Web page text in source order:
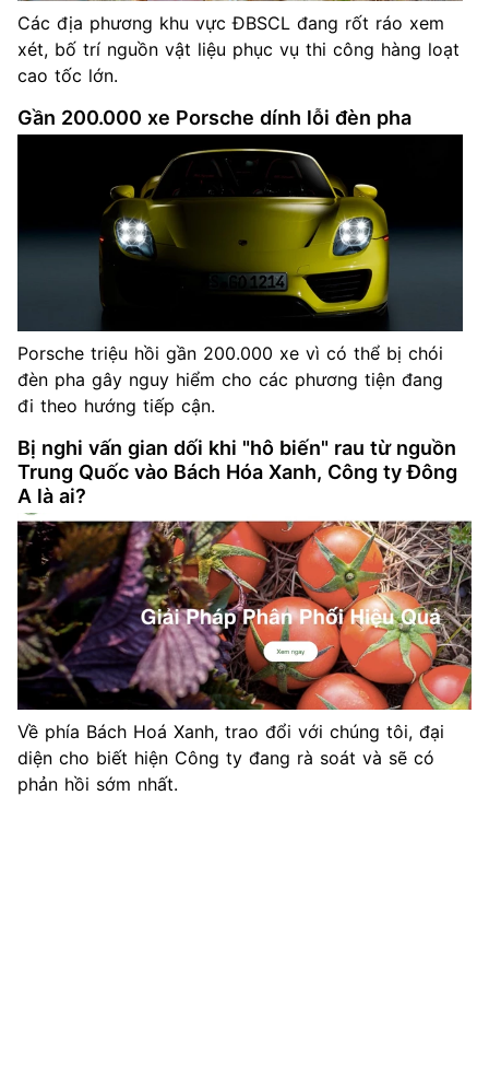
Các địa phương khu vực ĐBSCL đang rốt ráo xem
xét, bố trí nguồn vật liệu phục vụ thi công hàng loạt
cao tốc lớn.
Gần 200.000 xe Porsche dính lỗi đèn pha
Porsche triệu hồi gần 200.000 xe vì có thể bị chói
đèn pha gây nguy hiểm cho các phương tiện đang
đi theo hướng tiếp cận.
Bị nghi vấn gian dối khi "hô biến" rau từ nguồn
Trung Quốc vào Bách Hóa Xanh, Công ty Đông
A là ai?
Về phía Bách Hoá Xanh, trao đổi với chúng tôi, đại
diện cho biết hiện Công ty đang rà soát và sẽ có
phản hồi sớm nhất.